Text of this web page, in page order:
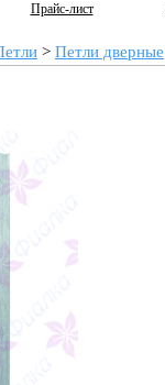
Прайс-лист
> Петли дверные